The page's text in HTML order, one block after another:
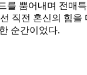
를 뿜어내며 전매
직전 혼신의 힘을
순간이었다.